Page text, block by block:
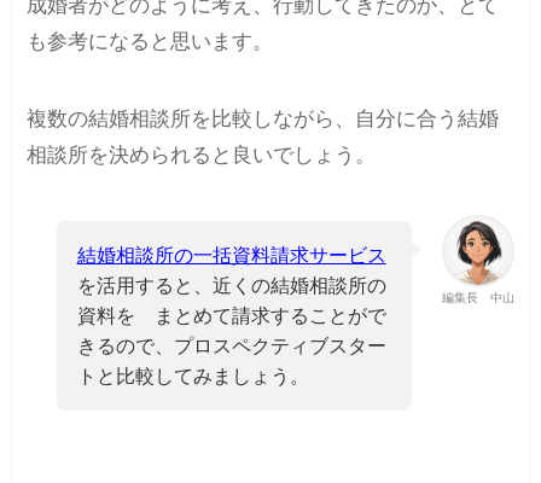
成婚者がどのように考え、行動してきたのか、とて
も参考になると思います。
複数の結婚相談所を比較しながら、自分に合う結婚
相談所を決められると良いでしょう。
編集長 中山
結婚相談所の一括資料請求サービス
を活用すると、近くの結婚相談所の
資料を まとめて請求することがで
きるので、プロスペクティブスター
トと比較してみましょう。